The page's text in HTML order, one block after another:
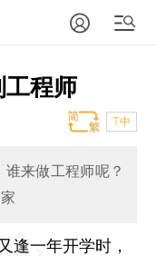
程师
T中
来做工程师呢？
又逢一年开学时，